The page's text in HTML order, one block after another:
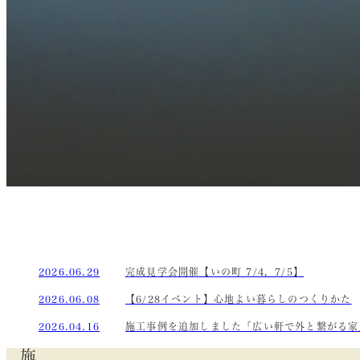
2026.06.29 完成見学会開催【いの町 7/4，7/5】
2026.06.08 【6/28イベント】心地よい暮らしのつくりかた
2026.04.16 施工事例を追加しました「広い軒で外と繋がる